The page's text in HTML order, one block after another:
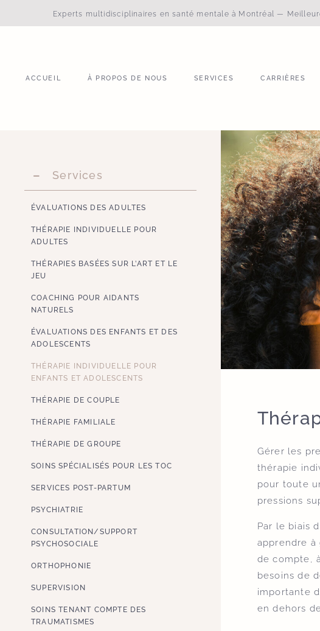
Experts multidisciplinaires en santé mentale à Montréal —
ACCUEIL À PROPOS DE NOUS SERVICES CARRIÈRES
Services
ÉVALUATIONS DES ADULTES
THÉRAPIE INDIVIDUELLE POUR
ADULTES
THÉRAPIES BASÉES SUR L’ART ET LE
JEU
COACHING POUR AIDANTS
NATURELS
ÉVALUATIONS DES ENFANTS ET DES
ADOLESCENTS
THÉRAPIE INDIVIDUELLE POUR
ENFANTS ET ADOLESCENTS
THÉRAPIE DE COUPLE
THÉRAPIE FAMILIALE
THÉRAPIE DE GROUPE
SOINS SPÉCIALISÉS POUR LES TOC
SERVICES POST-PARTUM
PSYCHIATRIE
CONSULTATION/SUPPORT
PSYCHOSOCIALE
ORTHOPHONIE
SUPERVISION
SOINS TENANT COMPTE DES
TRAUMATISMES
Gérer les
thérapie
pour toute
pressions
Par le biais
apprendre
de compte,
besoins de
importante
en dehors